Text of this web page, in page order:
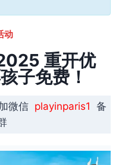
动
重开优
子免费！
微信 playinparis1 备